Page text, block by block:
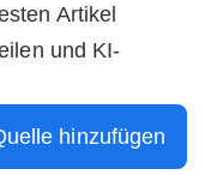
Artikel
und KI-
hinzufügen